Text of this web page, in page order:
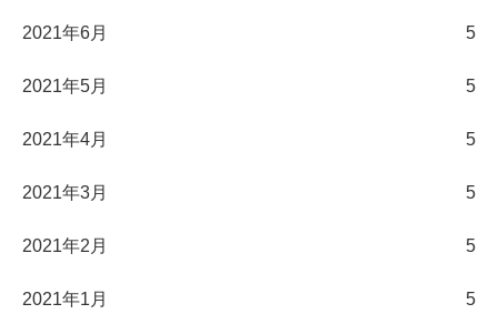
2021年6月 5
2021年5月 5
2021年4月 5
2021年3月 5
2021年2月 5
2021年1月 5